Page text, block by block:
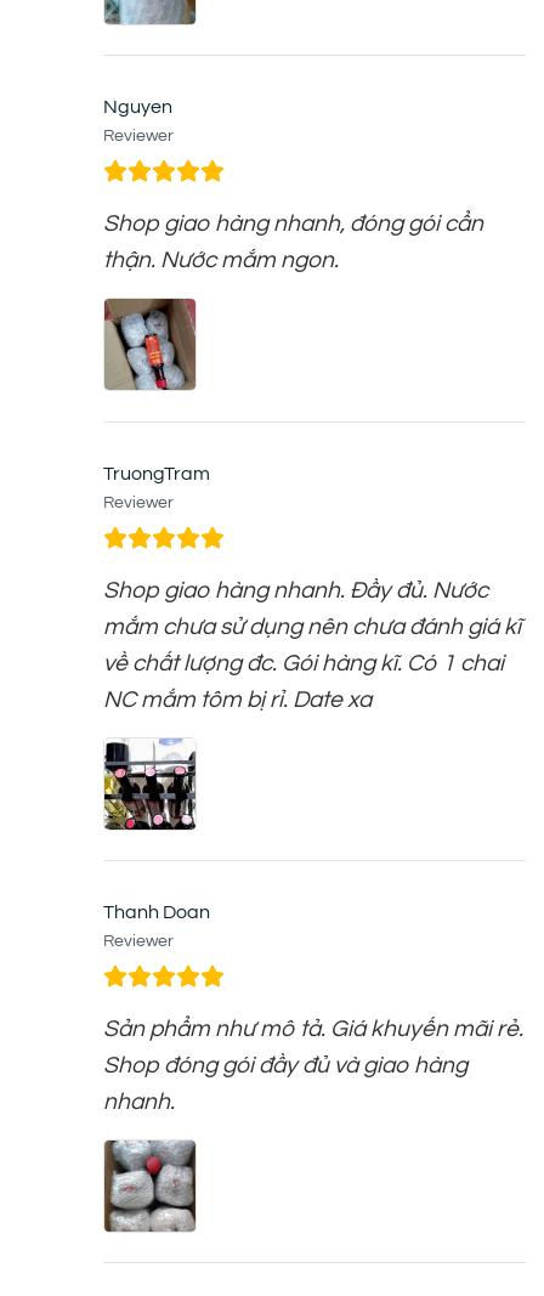
Nguyen
Reviewer
Shop giao hàng nhanh, đóng gói cẩn
thận. Nước mắm ngon.
TruongTram
Reviewer
Shop giao hàng nhanh. Đầy đủ. Nước
mắm chưa sử dụng nên chưa đánh giá kĩ
về chất lượng đc. Gói hàng kĩ. Có 1 chai
NC mắm tôm bị rỉ. Date xa
Thanh Doan
Reviewer
Sản phẩm như mô tả. Giá khuyến mãi rẻ.
Shop đóng gói đầy đủ và giao hàng
nhanh.